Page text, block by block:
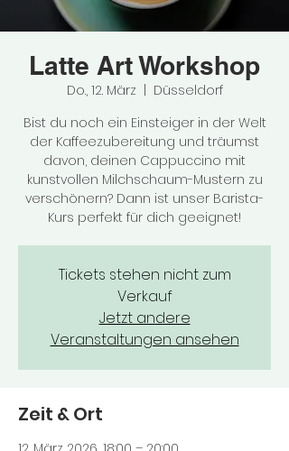
Latte Art Workshop
Do., 12. März
Düsseldorf
Bist du noch ein Einsteiger in der Welt
der Kaffeezubereitung und träumst
davon, deinen Cappuccino mit
kunstvollen Milchschaum-Mustern zu
verschönern? Dann ist unser Barista-
Kurs perfekt für dich geeignet!
Tickets stehen nicht zum
Verkauf
Jetzt andere
Veranstaltungen ansehen
Zeit & Ort